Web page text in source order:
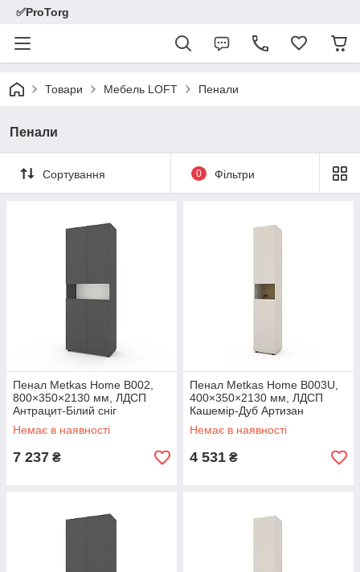
✅ProTorg
Товари Мебель LOFT Пенали
Пенали
Сортування 0 Фільтри
Пенал Metkas Home B002,
800×350×2130 мм, ЛДСП
Антрацит-Білий сніг
(MB002AW)
Немає в наявності
7 237 ₴
Пенал Metkas Home B003U,
400×350×2130 мм, ЛДСП
Кашемір-Дуб Артизан
(MB003UKDA)
Немає в наявності
4 531 ₴